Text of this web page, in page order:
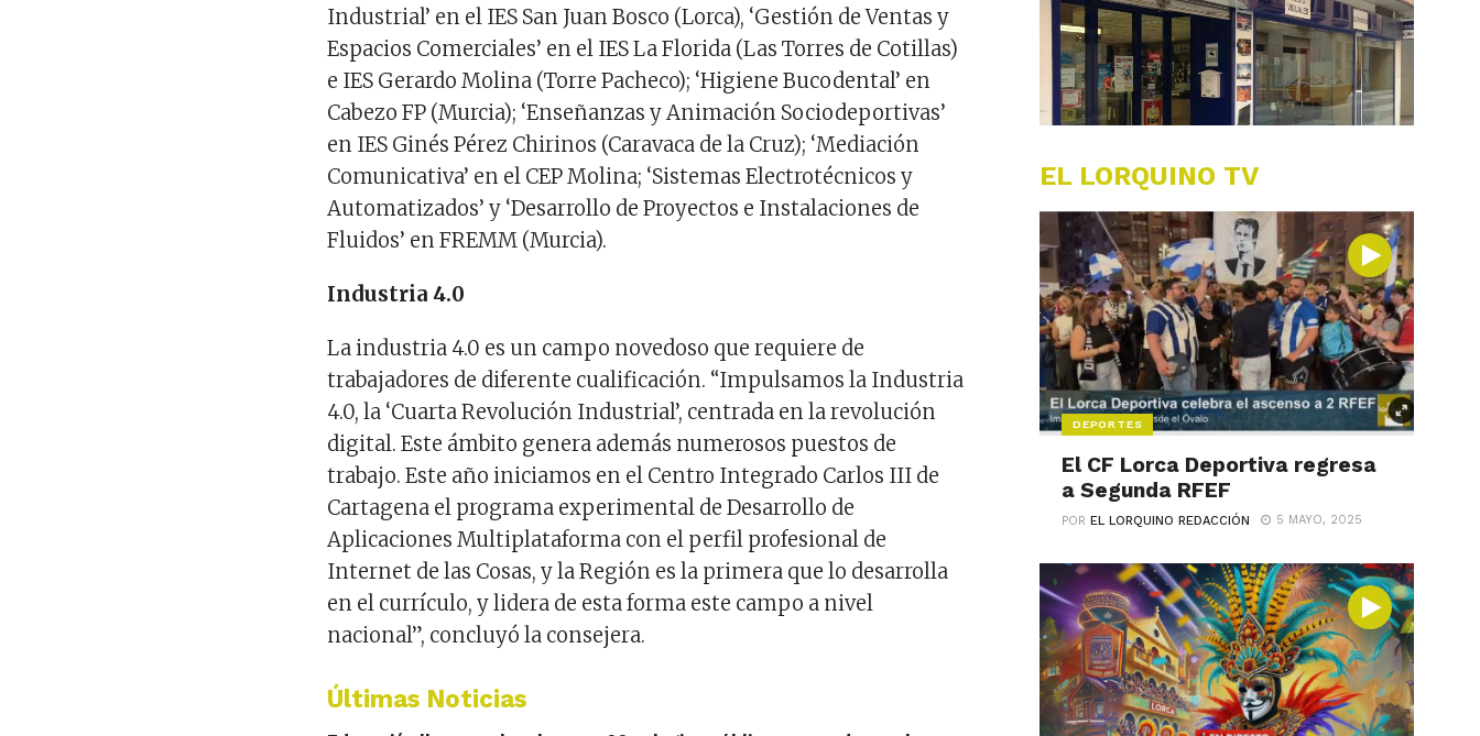
Industrial’ en el IES San Juan Bosco (Lorca), ‘Gestión de Ventas y
Espacios Comerciales’ en el IES La Florida (Las Torres de Cotillas)
e IES Gerardo Molina (Torre Pacheco); ‘Higiene Bucodental’ en
Cabezo FP (Murcia); ‘Enseñanzas y Animación Sociodeportivas’
en IES Ginés Pérez Chirinos (Caravaca de la Cruz); ‘Mediación
Comunicativa’ en el CEP Molina; ‘Sistemas Electrotécnicos y
Automatizados’ y ‘Desarrollo de Proyectos e Instalaciones de
Fluidos’ en FREMM (Murcia).
Industria 4.0
La industria 4.0 es un campo novedoso que requiere de
trabajadores de diferente cualificación. “Impulsamos la Industria
4.0, la ‘Cuarta Revolución Industrial’, centrada en la revolución
digital. Este ámbito genera además numerosos puestos de
trabajo. Este año iniciamos en el Centro Integrado Carlos III de
Cartagena el programa experimental de Desarrollo de
Aplicaciones Multiplataforma con el perfil profesional de
Internet de las Cosas, y la Región es la primera que lo desarrolla
en el currículo, y lidera de esta forma este campo a nivel
nacional”, concluyó la consejera.
Últimas Noticias
EL LORQUINO TV
DEPORTES
El CF Lorca Deportiva regresa
a Segunda RFEF
POREL LORQUINO REDACCIÓN 5 MAYO, 2025